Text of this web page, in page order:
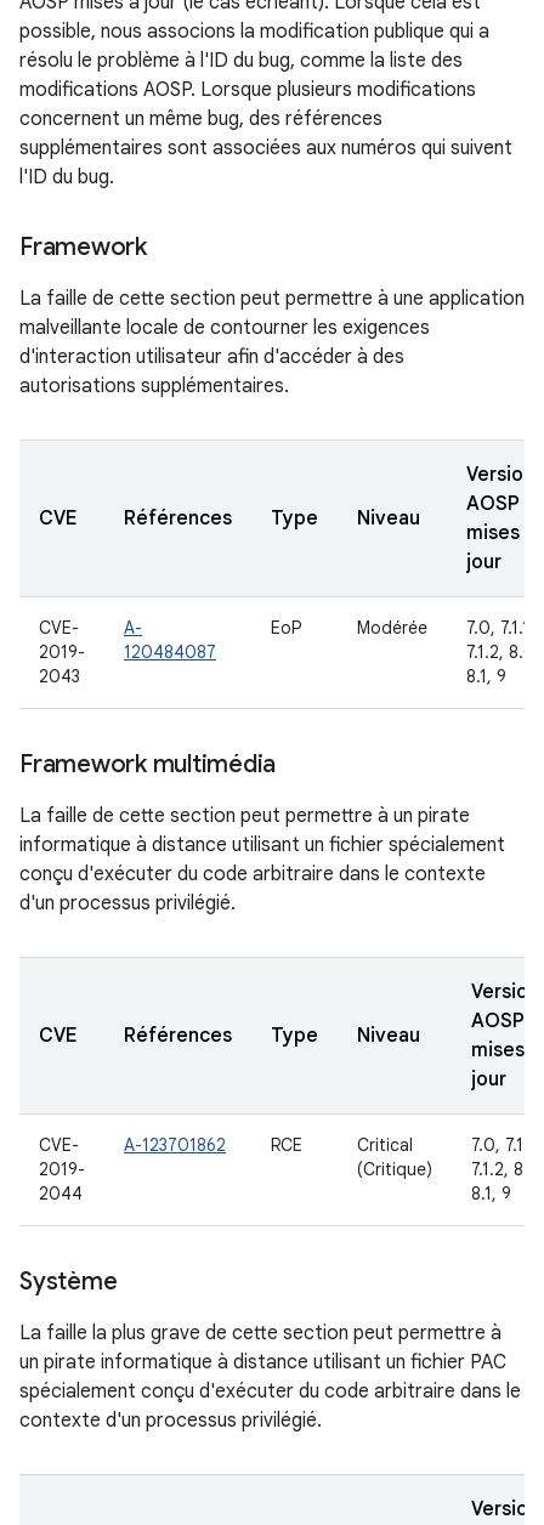
possible, nous associons la modification publique qui a
résolu le problème à l'ID du bug, comme la liste des
modifications AOSP. Lorsque plusieurs modifications
concernent un même bug, des références
supplémentaires sont associées aux numéros qui suivent
l'ID du bug.
Framework
La faille de cette section peut permettre à une application
malveillante locale de contourner les exigences
d'interaction utilisateur afin d'accéder à des
autorisations supplémentaires.
CVE Références Type Niveau
Versions
AOSP
mises à
jour
CVE-
2019-
2043
A-
120484087
EoP Modérée
7.0, 7.1.1,
7.1.2, 8.0,
8.1, 9
Framework multimédia
La faille de cette section peut permettre à un pirate
informatique à distance utilisant un fichier spécialement
conçu d'exécuter du code arbitraire dans le contexte
d'un processus privilégié.
CVE Références Type Niveau
AOSP
mises à
jour
CVE-
2019-
2044
A-123701862 RCE
Critical
(Critique)
7.0, 7.1.1,
7.1.2, 8.0,
8.1, 9
Système
La faille la plus grave de cette section peut permettre à
un pirate informatique à distance utilisant un fichier PAC
spécialement conçu d'exécuter du code arbitraire dans le
contexte d'un processus privilégié.